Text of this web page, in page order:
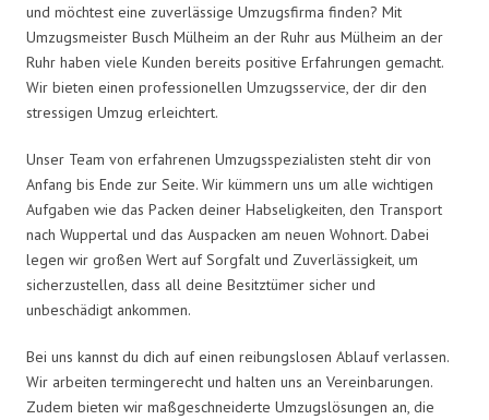
und möchtest eine zuverlässige Umzugsfirma finden? Mit
Umzugsmeister Busch Mülheim an der Ruhr aus Mülheim an der
Ruhr haben viele Kunden bereits positive Erfahrungen gemacht.
Wir bieten einen professionellen Umzugsservice, der dir den
stressigen Umzug erleichtert.
Unser Team von erfahrenen Umzugsspezialisten steht dir von
Anfang bis Ende zur Seite. Wir kümmern uns um alle wichtigen
Aufgaben wie das Packen deiner Habseligkeiten, den Transport
nach Wuppertal und das Auspacken am neuen Wohnort. Dabei
legen wir großen Wert auf Sorgfalt und Zuverlässigkeit, um
sicherzustellen, dass all deine Besitztümer sicher und
unbeschädigt ankommen.
Bei uns kannst du dich auf einen reibungslosen Ablauf verlassen.
Wir arbeiten termingerecht und halten uns an Vereinbarungen.
Zudem bieten wir maßgeschneiderte Umzugslösungen an, die